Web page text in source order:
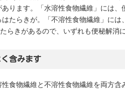
ります。「水溶性食物繊維」には、
たらきが。「不溶性食物繊維」には
らきがあるので、いずれも便秘解消
含みます
食物繊維と不溶性食物繊維を両方含